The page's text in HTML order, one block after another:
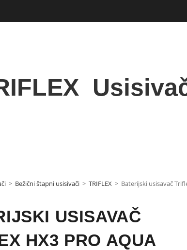
> Bežični štapni usisivači > TRIFLEX > Baterijski usisavač
USISAVAČ
HX3 PRO AQUA